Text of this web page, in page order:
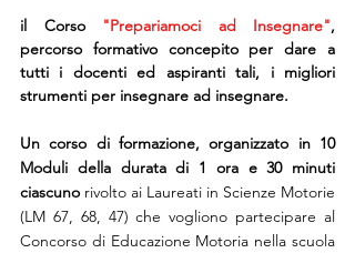
il Corso "Prepariamoci ad Insegnare",
percorso formativo concepito per dare a
tutti i docenti ed aspiranti tali, i migliori
strumenti per insegnare ad insegnare.
Un corso di formazione, organizzato in 10
Moduli della durata di 1 ora e 30 minuti
ciascuno rivolto ai Laureati in Scienze Motorie
(LM 67, 68, 47) che vogliono partecipare al
Concorso di Educazione Motoria nella scuola